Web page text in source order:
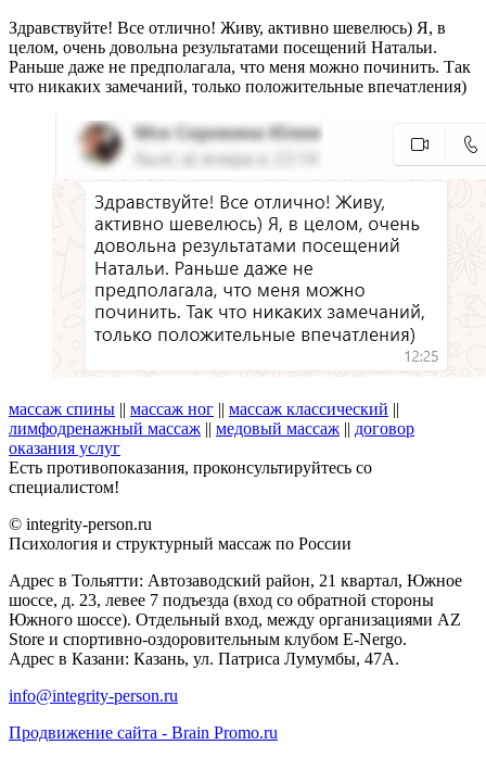
Здравствуйте! Все отлично! Живу, активно шевелюсь) Я, в
целом, очень довольна результатами посещений Натальи.
Раньше даже не предполагала, что меня можно починить. Так
что никаких замечаний, только положительные впечатления)
массаж спины || массаж ног || массаж классический ||
лимфодренажный массаж || медовый массаж || договор
оказания услуг
Есть противопоказания, проконсультируйтесь со
специалистом!
© integrity-person.ru
Психология и структурный массаж по России
Адрес в Тольятти: Автозаводский район, 21 квартал, Южное
шоссе, д. 23, левее 7 подъезда (вход со обратной стороны
Южного шоссе). Отдельный вход, между организациями AZ
Store и спортивно-оздоровительным клубом E-Nergo.
Адрес в Казани: Казань, ул. Патриса Лумумбы, 47А.
info@integrity-person.ru
Продвижение сайта - Brain Promo.ru